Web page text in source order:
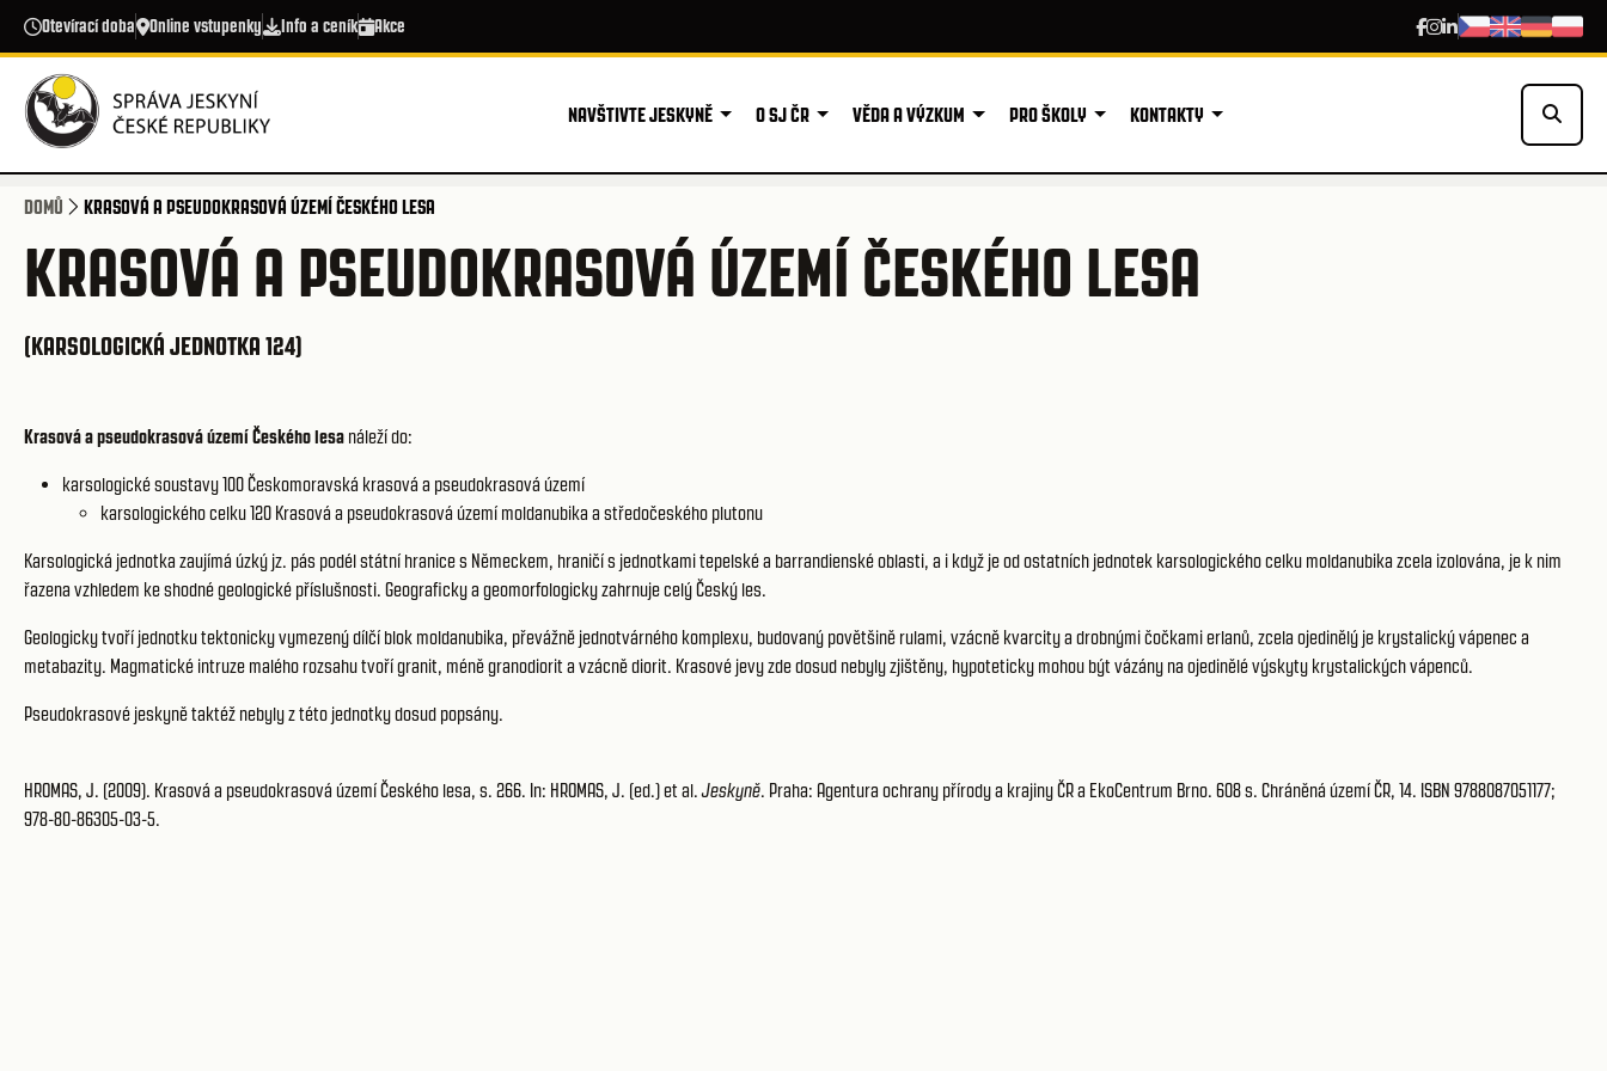
Přejít k hlavnímu obsahu
Otevírací doba Online vstupenky Info a ceník Akce
NAVŠTIVTE JESKYNĚ O SJ ČR VĚDA A VÝZKUM PRO ŠKOLY KONTAKTY
DOMŮ KRASOVÁ A PSEUDOKRASOVÁ ÚZEMÍ ČESKÉHO LESA
KRASOVÁ A PSEUDOKRASOVÁ ÚZEMÍ ČESKÉHO LESA
(KARSOLOGICKÁ JEDNOTKA 124)
Krasová a pseudokrasová území Českého lesa náleží do:
karsologické soustavy 100Českomoravská krasová a pseudokrasová území
karsologického celku 120 Krasová a pseudokrasová území moldanubika a středočeského plutonu
Karsologická jednotka zaujímá úzký jz. pás podél státní hranice s Německem, hraničí s jednotkami tepelské a barrandienské oblasti, a i když je od ostatních jednotek karsologického celku moldanubika zcela izolována, je k nim
řazena vzhledem ke shodné geologické příslušnosti. Geograficky a geomorfologicky zahrnuje celý Český les.
Geologicky tvoří jednotku tektonicky vymezený dílčí blok moldanubika, převážně jednotvárného komplexu, budovaný povětšině rulami, vzácně kvarcity a drobnými čočkami erlanů, zcela ojedinělý je krystalický vápenec a
metabazity. Magmatické intruze malého rozsahu tvoří granit, méně granodiorit a vzácně diorit. Krasové jevy zde dosud nebyly zjištěny, hypoteticky mohou být vázány na ojedinělé výskyty krystalických vápenců.
Pseudokrasové jeskyně taktéž nebyly z této jednotky dosud popsány.
HROMAS, J. (2009). Krasová a pseudokrasová území Českého lesa, s. 266. In: HROMAS, J. (ed.) et al.Jeskyně. Praha: Agentura ochrany přírody a krajiny ČR a EkoCentrum Brno. 608 s. Chráněná území ČR, 14. ISBN 9788087051177;
978-80-86305-03-5.